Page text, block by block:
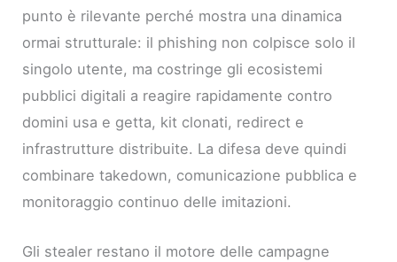
punto è rilevante perché mostra una dinamica
ormai strutturale: il phishing non colpisce solo il
singolo utente, ma costringe gli ecosistemi
pubblici digitali a reagire rapidamente contro
domini usa e getta, kit clonati, redirect e
infrastrutture distribuite. La difesa deve quindi
combinare takedown, comunicazione pubblica e
monitoraggio continuo delle imitazioni.
Gli stealer restano il motore delle campagne